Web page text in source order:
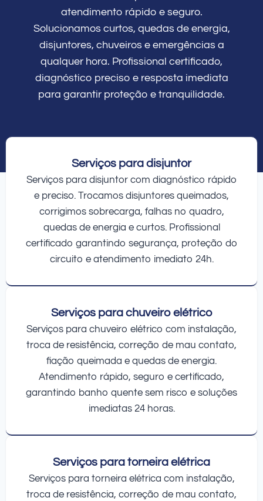
atendimento rápido e seguro.
Solucionamos curtos, quedas de energia,
disjuntores, chuveiros e emergências a
qualquer hora. Profissional certificado,
diagnóstico preciso e resposta imediata
para garantir proteção e tranquilidade.
Serviços para disjuntor
Serviços para disjuntor com diagnóstico rápido
e preciso. Trocamos disjuntores queimados,
corrigimos sobrecarga, falhas no quadro,
quedas de energia e curtos. Profissional
certificado garantindo segurança, proteção do
circuito e atendimento imediato 24h.
Serviços para chuveiro elétrico
Serviços para chuveiro elétrico com instalação,
troca de resistência, correção de mau contato,
fiação queimada e quedas de energia.
Atendimento rápido, seguro e certificado,
garantindo banho quente sem risco e soluções
imediatas 24 horas.
Serviços para torneira elétrica
Serviços para torneira elétrica com instalação,
troca de resistência, correção de mau contato,